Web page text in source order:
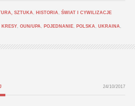
SZTUKA HISTORIA ŚWIAT I CYWILIZACJE
KRESY OUN/UPA POJEDNANIE POLSKA UKRAINA
24/10/2017